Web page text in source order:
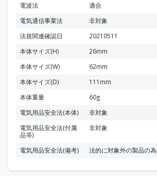
電波法
適合
電気通信事業法
非対象
法規関連確認日
20210511
本体サイズ(H)
26mm
本体サイズ(W)
62mm
本体サイズ(D)
111mm
本体重量
60g
電気用品安全法(本体)
非対象
電気用品安全法(付属
品等)
非対象
電気用品安全法(備考) 法的に対象外の製品の為